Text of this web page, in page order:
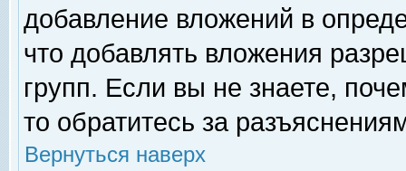
добавление вложений в
что добавлять вложения
групп. Если вы не знаете,
то обратитесь за
Вернуться наверх